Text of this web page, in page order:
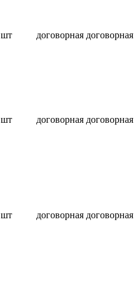
шт договорная договорная
шт договорная договорная
шт договорная договорная